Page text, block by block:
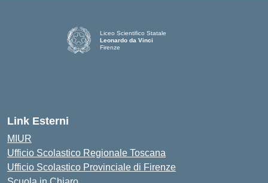
Liceo Scientifico Statale
Leonardo da Vinci
Firenze
Link Esterni
MIUR
Ufficio Scolastico Regionale Toscana
Ufficio Scolastico Provinciale di Firenze